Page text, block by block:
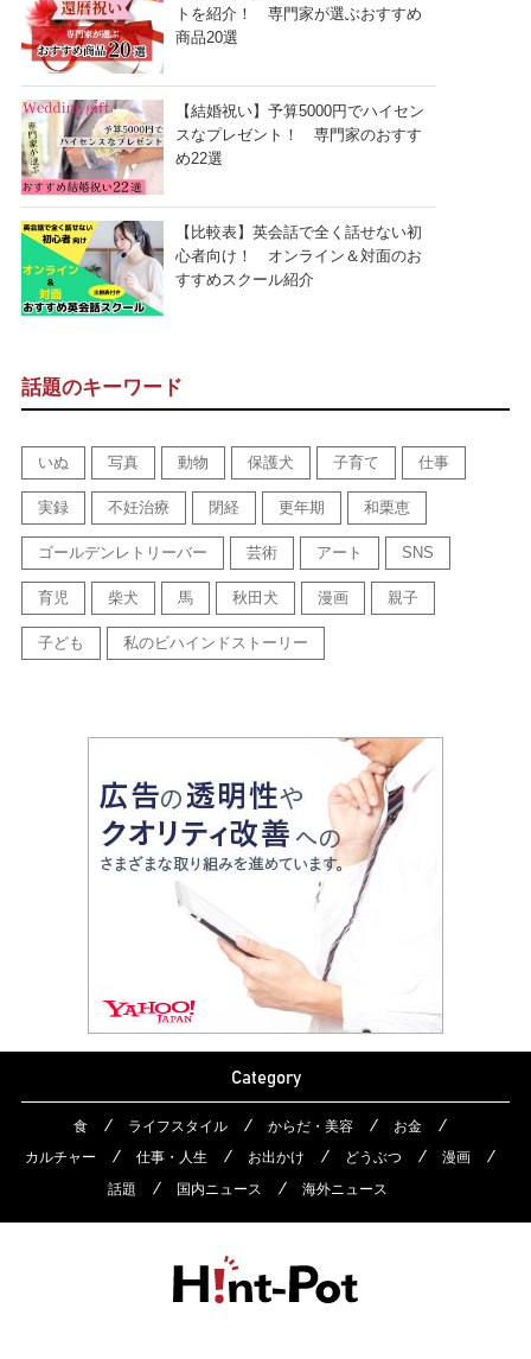
トを紹介！ 専門家が選ぶおすすめ
商品20選
【結婚祝い】予算5000円でハイセン
スなプレゼント！ 専門家のおすす
め22選
【比較表】英会話で全く話せない初
心者向け！ オンライン＆対面のお
すすめスクール紹介
話題のキーワード
いぬ 写真 動物 保護犬 子育て 仕事
実録 不妊治療 閉経 更年期 和栗恵
ゴールデンレトリーバー 芸術 アート SNS
育児 柴犬 馬 秋田犬 漫画 親子
子ども 私のビハインドストーリー
Category
食 ライフスタイル からだ・美容
お金
カルチャー
仕事・人生 お出かけ どうぶつ
漫画
話題
国内ニュース 海外ニュース